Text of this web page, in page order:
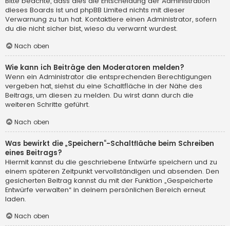
dieses Boards ist und phpBB Limited nichts mit dieser
Verwarnung zu tun hat. Kontaktiere einen Administrator, sofern
du die nicht sicher bist, wieso du verwarnt wurdest.
Nach oben
Wie kann ich Beiträge den Moderatoren melden?
Wenn ein Administrator die entsprechenden Berechtigungen
vergeben hat, siehst du eine Schaltfläche in der Nähe des
Beitrags, um diesen zu melden. Du wirst dann durch die
weiteren Schritte geführt.
Nach oben
Was bewirkt die „Speichern“-Schaltfläche beim Schreiben
eines Beitrags?
Hiermit kannst du die geschriebene Entwürfe speichern und zu
einem späteren Zeitpunkt vervollständigen und absenden. Den
gesicherten Beitrag kannst du mit der Funktion „Gespeicherte
Entwürfe verwalten“ in deinem persönlichen Bereich erneut
laden.
Nach oben